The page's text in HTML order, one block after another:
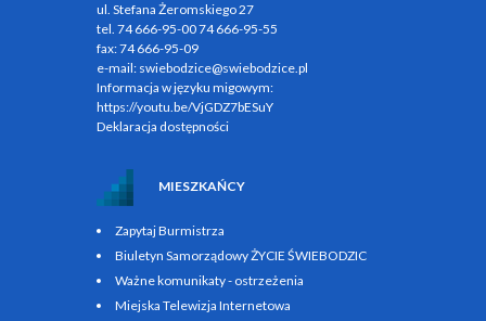
ul. Stefana Żeromskiego 27
tel. 74 666-95-0074 666-95-55
fax:74 666-95-09
e-mail: swiebodzice@swiebodzice.pl
Informacja w języku migowym:
https://youtu.be/VjGDZ7bESuY
Deklaracja dostępności
MIESZKAŃCY
Zapytaj Burmistrza
Biuletyn Samorządowy ŻYCIE ŚWIEBODZIC
Ważne komunikaty - ostrzeżenia
Miejska Telewizja Internetowa